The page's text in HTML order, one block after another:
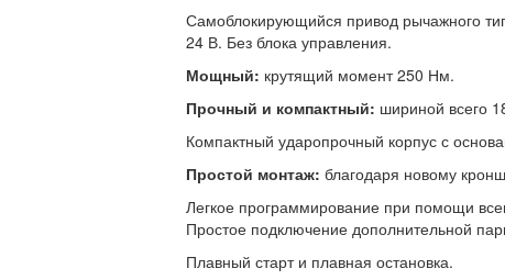
Самоблокирующийся привод рычажного
24 В. Без блока управления.
Мощный: крутящий момент 250 Нм.
Прочный и компактный: шириной всего
Компактный ударопрочный корпус с
Простой монтаж: благодаря новому
Легкое программирование при помощи
Простое подключение дополнительной
Плавный старт и плавная остановка.